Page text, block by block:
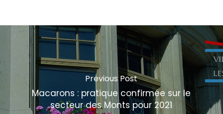
Previous Post
Macarons : pratique confirmée sur le
secteur des Monts pour 2021